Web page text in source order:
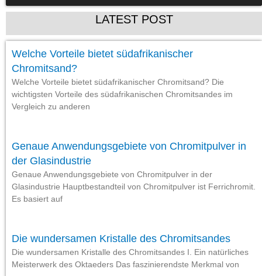
LATEST POST
Welche Vorteile bietet südafrikanischer
Chromitsand?
Welche Vorteile bietet südafrikanischer Chromitsand? Die
wichtigsten Vorteile des südafrikanischen Chromitsandes im
Vergleich zu anderen
Genaue Anwendungsgebiete von Chromitpulver in
der Glasindustrie
Genaue Anwendungsgebiete von Chromitpulver in der
Glasindustrie Hauptbestandteil von Chromitpulver ist Ferrichromit.
Es basiert auf
Die wundersamen Kristalle des Chromitsandes
Die wundersamen Kristalle des Chromitsandes I. Ein natürliches
Meisterwerk des Oktaeders Das faszinierendste Merkmal von